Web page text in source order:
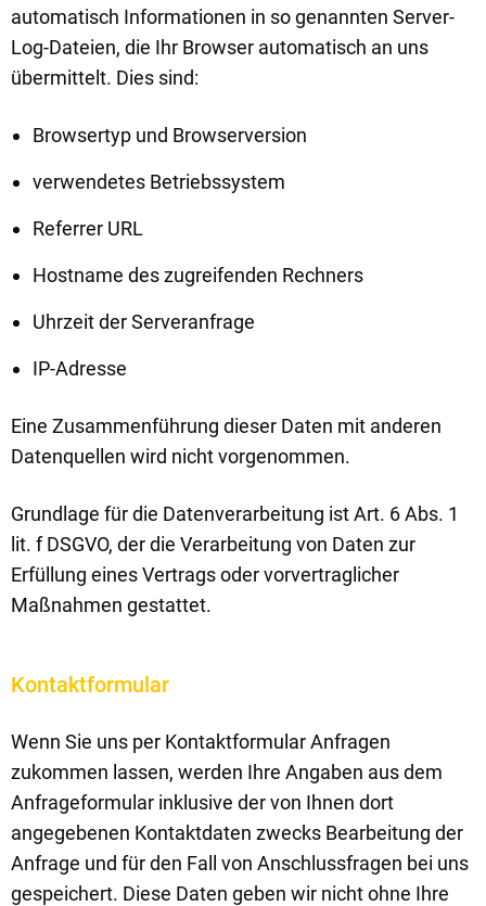
automatisch Informationen in so genannten Server-
Log-Dateien, die Ihr Browser automatisch an uns
übermittelt. Dies sind:
Browsertyp und Browserversion
verwendetes Betriebssystem
Referrer URL
Hostname des zugreifenden Rechners
Uhrzeit der Serveranfrage
IP-Adresse
Eine Zusammenführung dieser Daten mit anderen
Datenquellen wird nicht vorgenommen.
Grundlage für die Datenverarbeitung ist Art. 6 Abs. 1
lit. f DSGVO, der die Verarbeitung von Daten zur
Erfüllung eines Vertrags oder vorvertraglicher
Maßnahmen gestattet.
Kontaktformular
Wenn Sie uns per Kontaktformular Anfragen
zukommen lassen, werden Ihre Angaben aus dem
Anfrageformular inklusive der von Ihnen dort
angegebenen Kontaktdaten zwecks Bearbeitung der
Anfrage und für den Fall von Anschlussfragen bei uns
gespeichert. Diese Daten geben wir nicht ohne Ihre